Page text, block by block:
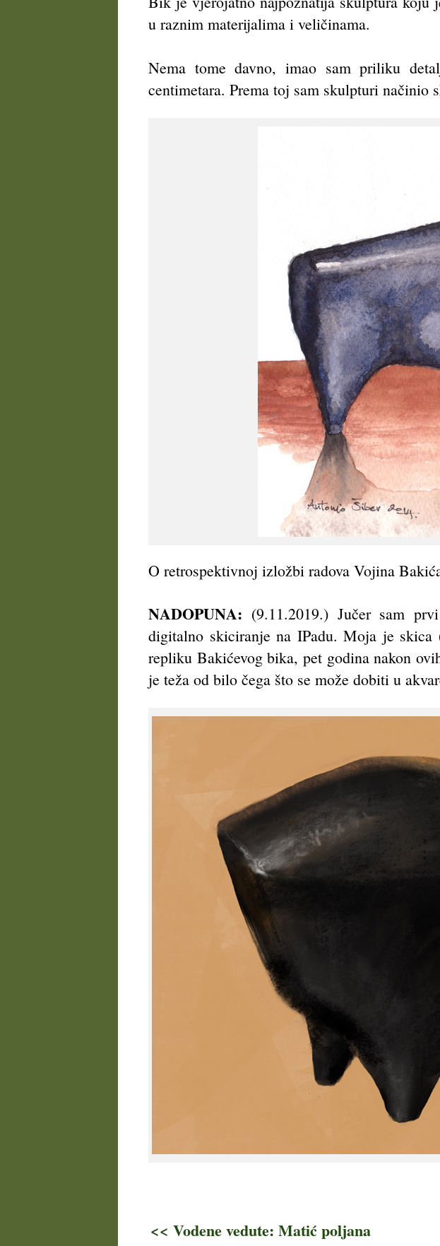
u raznim materijalima i veličinama.
Nema tome davno, imao sam priliku
centimetara. Prema toj sam skulpturi načinio
O retrospektivnoj izložbi radova Vojina
NADOPUNA: (9.11.2019.) Jučer sam
digitalno skiciranje na IPadu. Moja je
repliku Bakićevog bika, pet godina nakon
je teža od bilo čega što se može dobiti u
<< Vodene vedute: Matić poljana